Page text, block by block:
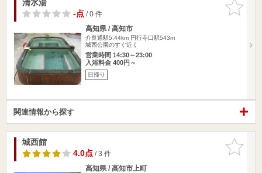
お気に入
りに追加
清水湯
-点/ 0 件
高知県 / 高知市
介良通駅5.44km 円行寺口駅543m
城西公園のすぐ近く
営業時間 14:30～23:00
入浴料金 400円～
日帰り
関連情報から探す
お気に入
りに追加
城西館
4.0点/ 3 件
高知県 / 高知市上町